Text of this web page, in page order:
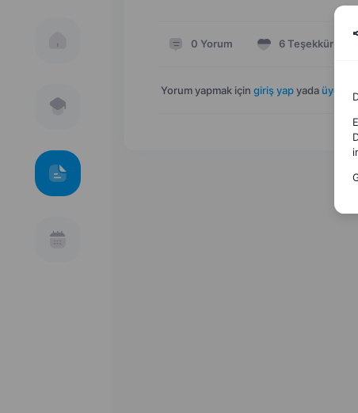
0 Yorum 6Teşekkür
Yorum yapmak için giriş yap yada üye ol .